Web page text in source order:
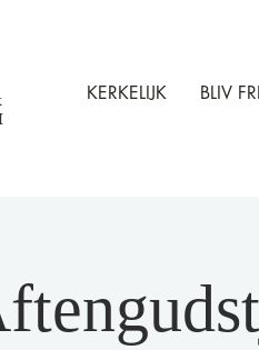
KERKELIJK BLIV